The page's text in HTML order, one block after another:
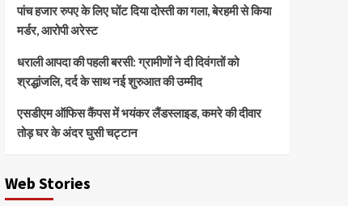
पांच हजार रुपए के लिए घोंट दिया दोस्ती का गला, बेरहमी से किया
मर्डर, आरोपी अरेस्ट
धराली आपदा की पहली बरसी: ग्रामीणों ने दी दिवंगतों को
श्रद्धांजलि, दर्द के साथ नई शुरुआत की उम्मीद
एसडीएम ऑफिस कैंपस में भयंकर लैंडस्लाइड, कमरे की दीवार
तोड़ घर के अंदर घुसी चट्टान
Web Stories